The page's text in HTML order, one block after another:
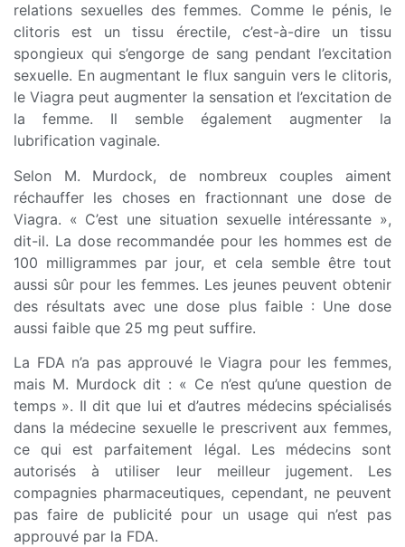
relations sexuelles des femmes. Comme le pénis, le
clitoris est un tissu érectile, c’est-à-dire un tissu
spongieux qui s’engorge de sang pendant l’excitation
sexuelle. En augmentant le flux sanguin vers le clitoris,
le Viagra peut augmenter la sensation et l’excitation de
la femme. Il semble également augmenter la
lubrification vaginale.
Selon M. Murdock, de nombreux couples aiment
réchauffer les choses en fractionnant une dose de
Viagra. « C’est une situation sexuelle intéressante »,
dit-il. La dose recommandée pour les hommes est de
100 milligrammes par jour, et cela semble être tout
aussi sûr pour les femmes. Les jeunes peuvent obtenir
des résultats avec une dose plus faible : Une dose
aussi faible que 25 mg peut suffire.
La FDA n’a pas approuvé le Viagra pour les femmes,
mais M. Murdock dit : « Ce n’est qu’une question de
temps ». Il dit que lui et d’autres médecins spécialisés
dans la médecine sexuelle le prescrivent aux femmes,
ce qui est parfaitement légal. Les médecins sont
autorisés à utiliser leur meilleur jugement. Les
compagnies pharmaceutiques, cependant, ne peuvent
pas faire de publicité pour un usage qui n’est pas
approuvé par la FDA.